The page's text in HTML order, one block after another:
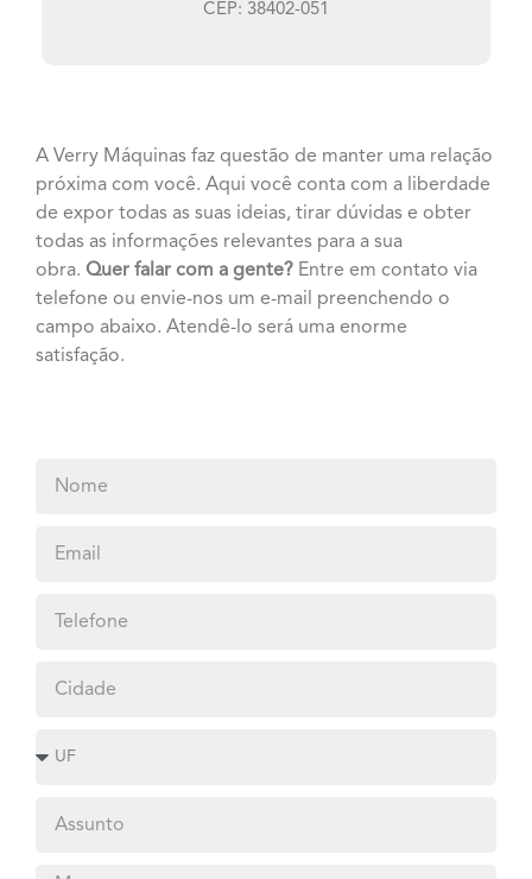
CEP: 38402-051
A Verry Máquinas faz questão de manter uma relação
próxima com você. Aqui você conta com a liberdade
de expor todas as suas ideias, tirar dúvidas e obter
todas as informações relevantes para a sua
obra. Quer falar com a gente? Entre em contato via
telefone ou envie-nos um e-mail preenchendo o
campo abaixo. Atendê-lo será uma enorme
satisfação.